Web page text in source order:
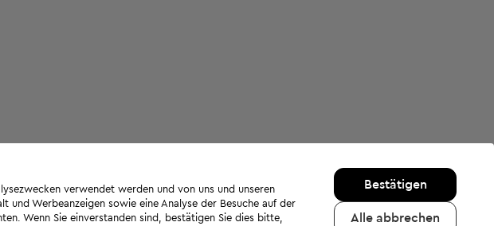
verwendet werden und von uns und unseren
und Werbeanzeigen sowie eine Analyse der Besuche auf der
Wenn Sie einverstanden sind, bestätigen Sie dies bitte,
Bestätigen
Alle abbrechen